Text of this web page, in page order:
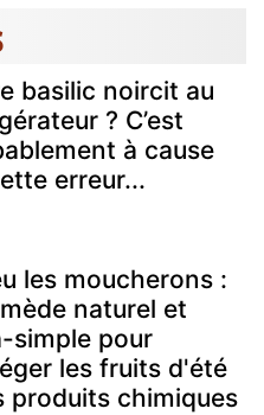
basilic noircit au
? C’est
à cause
erreur...
les moucherons :
naturel et
simple pour
les fruits d'été
produits chimiques